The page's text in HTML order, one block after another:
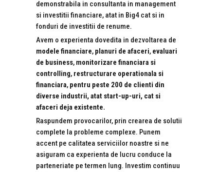
demonstrabila in consultanta in management
si investitii financiare, atat in Big4 cat si in
fonduri de investitii de renume.
Avem o experienta dovedita in dezvoltarea de
modele financiare, planuri de afaceri, evaluari
de business, monitorizare financiara si
controlling, restructurare operationala si
financiara, pentru peste 200 de clienti din
diverse industrii, atat start-up-uri, cat si
afaceri deja existente.
Raspundem provocarilor, prin crearea de solutii
complete la probleme complexe. Punem
accent pe calitatea serviciilor noastre si ne
asiguram ca experienta de lucru conduce la
parteneriate pe termen lung. Investim continuu